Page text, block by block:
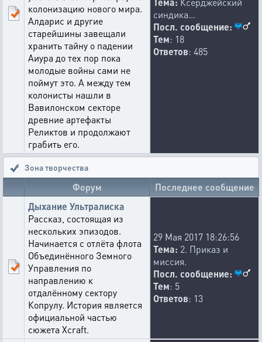
колонизацию нового мира.
Алдарис и другие
старейшины завещали
хранить тайну о падении
Аиура до тех пор пока
молодые войны сами не
поймут это. А между тем
колонисты нашли в
Вавилонском секторе
древние артефакты
Реликтов и продолжают
грабить его.
синдика...
Посл. сообщение:
Тем: 18
Ответов: 485
Зона творчества
Форум
Последнее сообщение
Дыхание Ультралиска
Рассказ, состоящая из
нескольких эпизодов.
Начинается с отлёта флота
Объединённого Земного
Управления по
направлению к
отдалённому сектору
Копрулу. История является
официальной частью
сюжета Xcraft.
29 Мая 2017 18:26:56
Тема: 2. Приказ и
миссия.
Посл. сообщение:
Тем: 5
Ответов: 13